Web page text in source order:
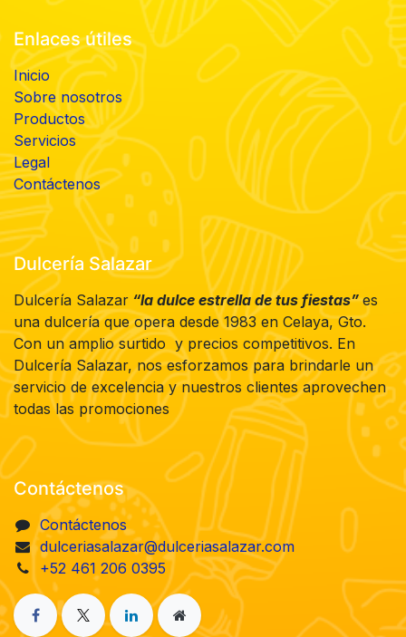
Enlaces útiles
Inicio
Sobre nosotros
Productos
Servicios
Legal
Contáctenos
Dulcería Salazar
Dulcería Salazar “la dulce estrella de tus fiestas”es
una dulcería que opera desde 1983 en Celaya, Gto.
Con un amplio surtido y precios competitivos. En
Dulcería Salazar, nos esforzamos para brindarle un
servicio de excelencia y nuestros clientes aprovechen
todas las promociones
Contáctenos
Contáctenos
dulceriasalazar@dulceriasalazar.com
+52 461 206 0395